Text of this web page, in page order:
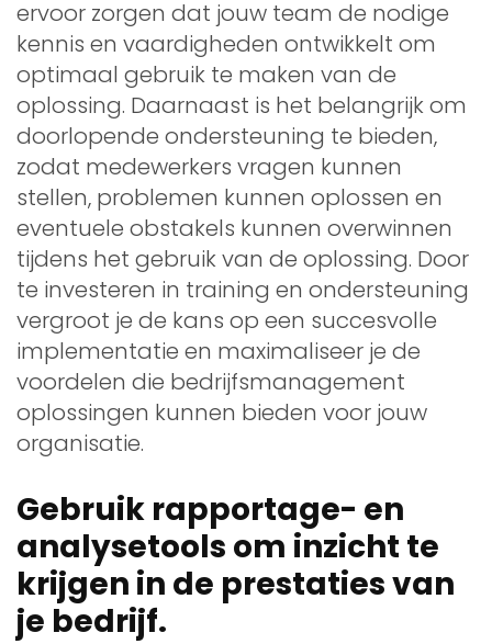
ervoor zorgen dat jouw team de nodige
kennis en vaardigheden ontwikkelt om
optimaal gebruik te maken van de
oplossing. Daarnaast is het belangrijk om
doorlopende ondersteuning te bieden,
zodat medewerkers vragen kunnen
stellen, problemen kunnen oplossen en
eventuele obstakels kunnen overwinnen
tijdens het gebruik van de oplossing. Door
te investeren in training en ondersteuning
vergroot je de kans op een succesvolle
implementatie en maximaliseer je de
voordelen die bedrijfsmanagement
oplossingen kunnen bieden voor jouw
organisatie.
Gebruik rapportage- en
analysetools om inzicht te
krijgen in de prestaties van
je bedrijf.